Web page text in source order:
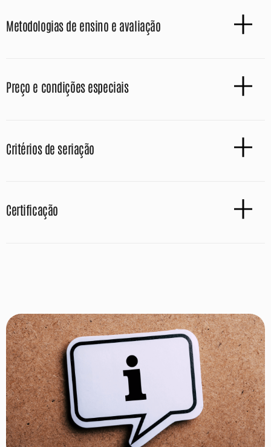
Metodologias de ensino e avaliação
Preço e condições especiais
Critérios de seriação
Certificação